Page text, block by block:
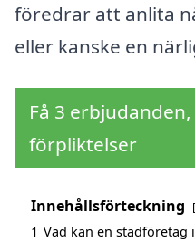
föredrar att anlita
eller kanske en
Få 3
förpliktelser
Innehållsförteckning
1 Vad kan en städföretag